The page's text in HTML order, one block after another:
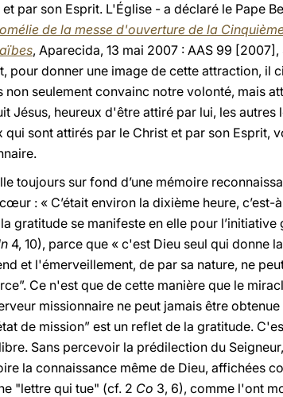
par son Esprit. L'Église - a déclaré le Pape
de la messe d'ouverture de la
, Aparecida, 13 mai 2007 : AAS 99
pour donner une image de cette attraction, il
seulement convainc notre volonté, mais
Jésus, heureux d'être attiré par lui, les autres
sont attirés par le Christ et par son Esprit,
toujours sur fond d’une mémoire
: « C’était environ la dixième heure, c’est-
gratitude se manifeste en elle pour l’initiative
4, 10), parce que « c'est Dieu seul qui donne
et l'émerveillement, de par sa nature, ne
Ce n'est que de cette manière que le
missionnaire ne peut jamais être
de mission” est un reflet de la gratitude.
Sans percevoir la prédilection du
la connaissance même de Dieu, affichées
"lettre qui tue" (cf. 2 Co 3, 6), comme l'ont